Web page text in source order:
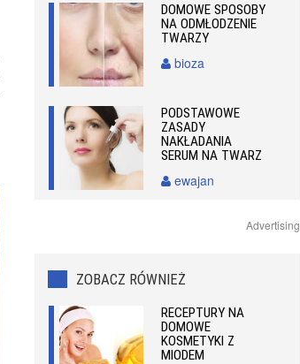
DOMOWE SPOSOBY
NA ODMŁODZENIE
TWARZY
bioza
PODSTAWOWE
ZASADY
NAKŁADANIA
SERUM NA TWARZ
ewajan
Advertising
ZOBACZ RÓWNIEŻ
RECEPTURY NA
DOMOWE
KOSMETYKI Z
MIODEM